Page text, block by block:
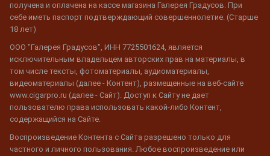
получена и оплачена на кассе магазина Галерея Градусов. При
себе иметь паспорт подтверждающий совершеннолетие. (Старше
18 лет)
ООО "Галерея Градусов", ИНН 7725501624, является
исключительным владельцем авторских прав на материалы, в
том числе тексты, фотоматериалы, аудиоматериалы,
видеоматериалы (далее - Контент), размещенные на веб-сайте
www.cigarpro.ru (далее - Сайт). Доступ к Сайту не дает
пользователю права использовать какой-либо Контент,
содержащийся на Сайте.
Воспроизведение Контента с Сайта разрешено только для
частного и личного пользования. Любое воспроизведение или